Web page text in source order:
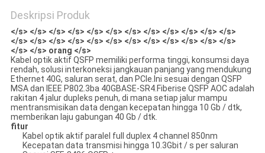
Deskripsi Produk
</s> </s> </s> </s> </s> </s> </s> </s> </s> </s> </s> </s>
</s> </s> </s> </s> </s> </s> </s> </s> </s> </s> </s> </s>
</s> </s> orang </s>
Kabel optik aktif QSFP memiliki performa tinggi, konsumsi daya
rendah, solusi interkoneksi jangkauan panjang yang mendukung
Ethernet 40G, saluran serat, dan PCIe.Ini sesuai dengan QSFP
MSA dan IEEE P802.3ba 40GBASE-SR4.Fiberise QSFP AOC adalah
rakitan 4 jalur dupleks penuh, di mana setiap jalur mampu
mentransmisikan data dengan kecepatan hingga 10 Gb / dtk,
memberikan laju gabungan 40 Gb / dtk.
fitur
Kabel optik aktif paralel full duplex 4 channel 850nm
Kecepatan data transmisi hingga 10.3Gbit / s per saluran